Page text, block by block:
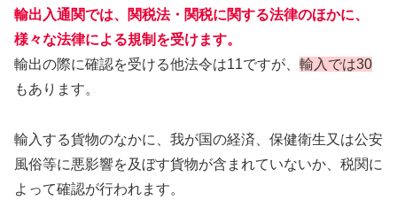
輸出入通関では、関税法・関税に関する法律のほかに、
様々な法律による規制を受けます。
輸出の際に確認を受ける他法令は11ですが、 輸入では30
もあります。
輸入する貨物のなかに、我が国の経済、保健衛生又は公安
風俗等に悪影響を及ぼす貨物が含まれていないか、税関に
よって確認が行われます。